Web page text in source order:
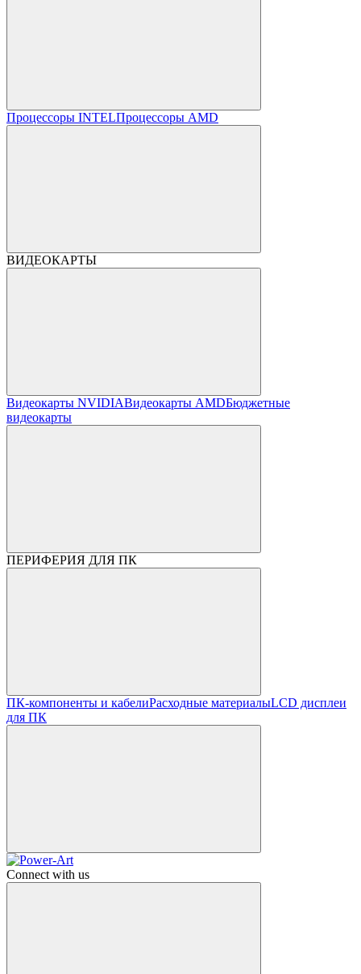
Процессоры INTELПроцессоры AMD
ВИДЕОКАРТЫ
Видеокарты NVIDIAВидеокарты AMDБюджетные
видеокарты
ПЕРИФЕРИЯ ДЛЯ ПК
ПК-компоненты и кабелиРасходные материалыLCD дисплеи
для ПК
Connect with us